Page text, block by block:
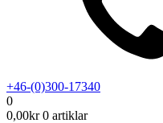
+46-(0)300-17340
0
0,00kr 0 artiklar